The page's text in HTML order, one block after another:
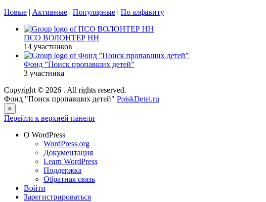
Новые | Активные | Популярные | По алфавиту
ПСО ВОЛОНТЕР НН
14 участников
Фонд ”Поиск пропавших детей”
3 участника
Copyright © 2026 . All rights reserved.
Фонд "Поиск пропавших детей" PoiskDetei.ru
×
Перейти к верхней панели
О WordPress
WordPress.org
Документация
Learn WordPress
Поддержка
Обратная связь
Войти
Зарегистрироваться